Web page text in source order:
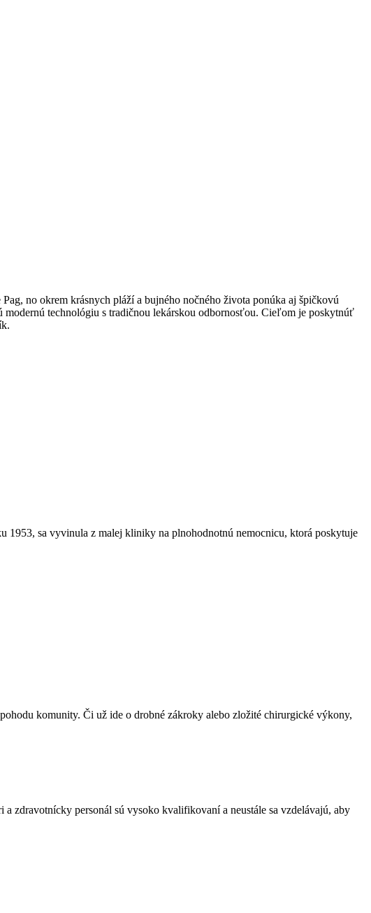
no okrem krásnych pláží a bujného nočného života ponúka aj špičkovú
technológiu s tradičnou lekárskou odbornosťou. Cieľom je poskytnúť
1953, sa vyvinula z malej kliniky na plnohodnotnú nemocnicu, ktorá poskytuje
komunity. Či už ide o drobné zákroky alebo zložité chirurgické výkony,
zdravotnícky personál sú vysoko kvalifikovaní a neustále sa vzdelávajú, aby